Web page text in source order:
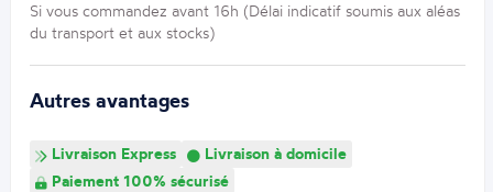
Si vous commandez avant 16h (Délai indicatif soumis aux aléas
du transport et aux stocks)
Autres avantages
Livraison Express
Livraison à domicile
Paiement 100% sécurisé